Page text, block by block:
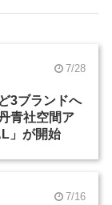
7/28
3ブランドへ
青社空間ア
」が開始
7/16